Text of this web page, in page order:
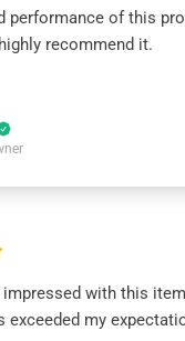
performance of this
recommend it.
impressed with this
exceeded my